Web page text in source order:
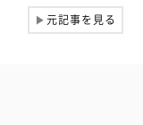
▶元記事を見る